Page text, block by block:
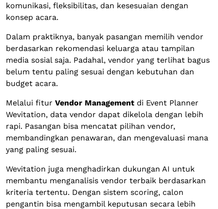
komunikasi, fleksibilitas, dan kesesuaian dengan
konsep acara.
Dalam praktiknya, banyak pasangan memilih vendor
berdasarkan rekomendasi keluarga atau tampilan
media sosial saja. Padahal, vendor yang terlihat bagus
belum tentu paling sesuai dengan kebutuhan dan
budget acara.
Melalui fitur Vendor Management di Event Planner
Wevitation, data vendor dapat dikelola dengan lebih
rapi. Pasangan bisa mencatat pilihan vendor,
membandingkan penawaran, dan mengevaluasi mana
yang paling sesuai.
Wevitation juga menghadirkan dukungan AI untuk
membantu menganalisis vendor terbaik berdasarkan
kriteria tertentu. Dengan sistem scoring, calon
pengantin bisa mengambil keputusan secara lebih